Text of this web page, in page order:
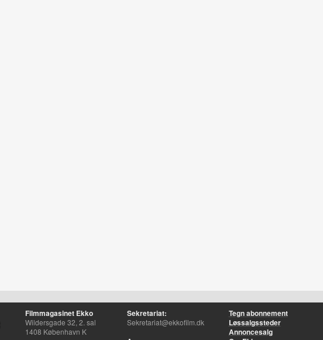
Filmmagasinet Ekko
Wildersgade 32, 2. sal
1408 København K
Sekretariat:
Sekretariat@ekkofilm.dk
Tegn abonnement
Løssalgssteder
Annoncesalg